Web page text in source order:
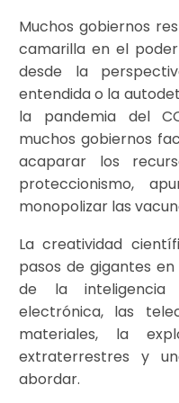
Muchos gobiernos
camarilla en el
desde la
entendida o la
la pandemia del
muchos gobiernos
acaparar los
proteccionismo,
monopolizar las
La creatividad
pasos de gigantes
de la
electrónica, las
materiales, la
extraterrestres y
abordar.